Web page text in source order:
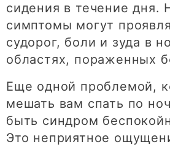
сидения в течение дня.
симптомы могут
судорог, боли и зуда в
областях, пораженных
Еще одной проблемой,
мешать вам спать по
быть синдром
Это неприятное